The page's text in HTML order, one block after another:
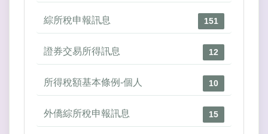
綜所稅申報訊息 151
證券交易所得訊息 12
所得稅額基本條例-個人 10
外僑綜所稅申報訊息 15